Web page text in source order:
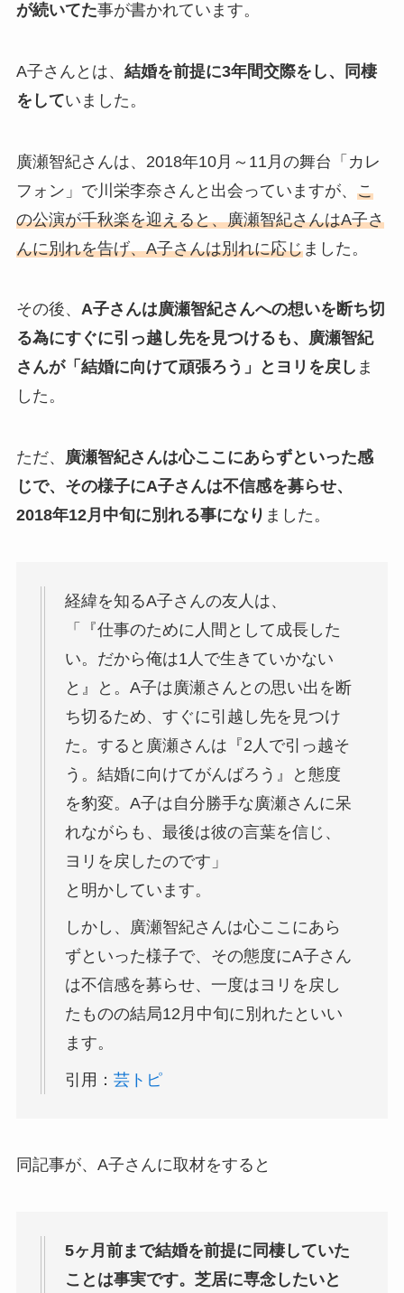
が続いてた事が書かれています。
A子さんとは、 結婚を前提に3年間交際をし、同棲
をしていました。
廣瀬智紀さんは、2018年10月～11月の舞台「カレ
フォン」で川栄李奈さんと出会っていますが、 こ
の公演が千秋楽を迎えると、廣瀬智紀さんはA子さ
んに別れを告げ、A子さんは別れに応じました。
その後、 A子さんは廣瀬智紀さんへの想いを断ち切
る為にすぐに引っ越し先を見つけるも、廣瀬智紀
さんが「結婚に向けて頑張ろう」とヨリを戻し ま
した。
ただ、 廣瀬智紀さんは心ここにあらずといった感
じで、その様子にA子さんは不信感を募らせ、
2018年12月中旬に別れる事になり ました。
経緯を知るA子さんの友人は、
「『仕事のために人間として成長した
い。だから俺は1人で生きていかない
と』と。A子は廣瀬さんとの思い出を断
ち切るため、すぐに引越し先を見つけ
た。すると廣瀬さんは『2人で引っ越そ
う。結婚に向けてがんばろう』と態度
を豹変。A子は自分勝手な廣瀬さんに呆
れながらも、最後は彼の言葉を信じ、
ヨリを戻したのです」
と明かしています。
しかし、廣瀬智紀さんは心ここにあら
ずといった様子で、その態度にA子さん
は不信感を募らせ、一度はヨリを戻し
たものの結局12月中旬に別れたといい
ます。
引用： 芸トピ
同記事が、A子さんに取材をすると
5ヶ月前まで結婚を前提に同棲していた
ことは事実です。芝居に専念したいと